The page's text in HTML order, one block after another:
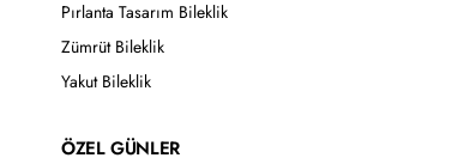
Pırlanta Tasarım Bileklik
Zümrüt Bileklik
Yakut Bileklik
ÖZEL GÜNLER